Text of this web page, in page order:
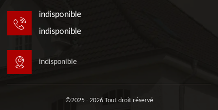
indisponible
indisponible
indisponible
©2025 - 2026 Tout droit réservé